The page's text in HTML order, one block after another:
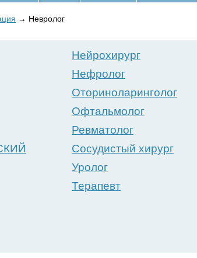
→ Невролог
Нейрохирург
Нефролог
Оториноларинголог
Офтальмолог
Ревматолог
Сосудистый хирург
Уролог
Терапевт